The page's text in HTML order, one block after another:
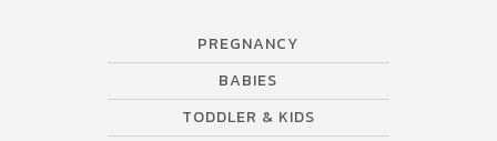
PREGNANCY
BABIES
TODDLER & KIDS